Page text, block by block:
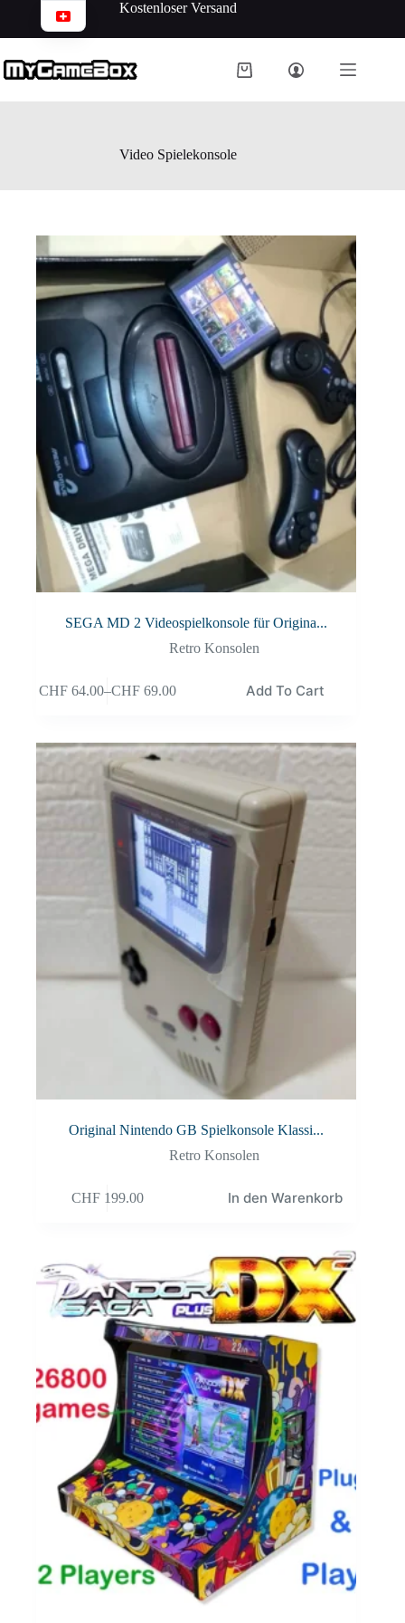
Kostenloser Versand
Video Spielekonsole
SEGA MD 2 Videospielkonsole für Origina...
Retro Konsolen
CHF64.00–CHF69.00 Add To Cart
Original Nintendo GB Spielkonsole Klassi...
Retro Konsolen
CHF199.00 In den Warenkorb